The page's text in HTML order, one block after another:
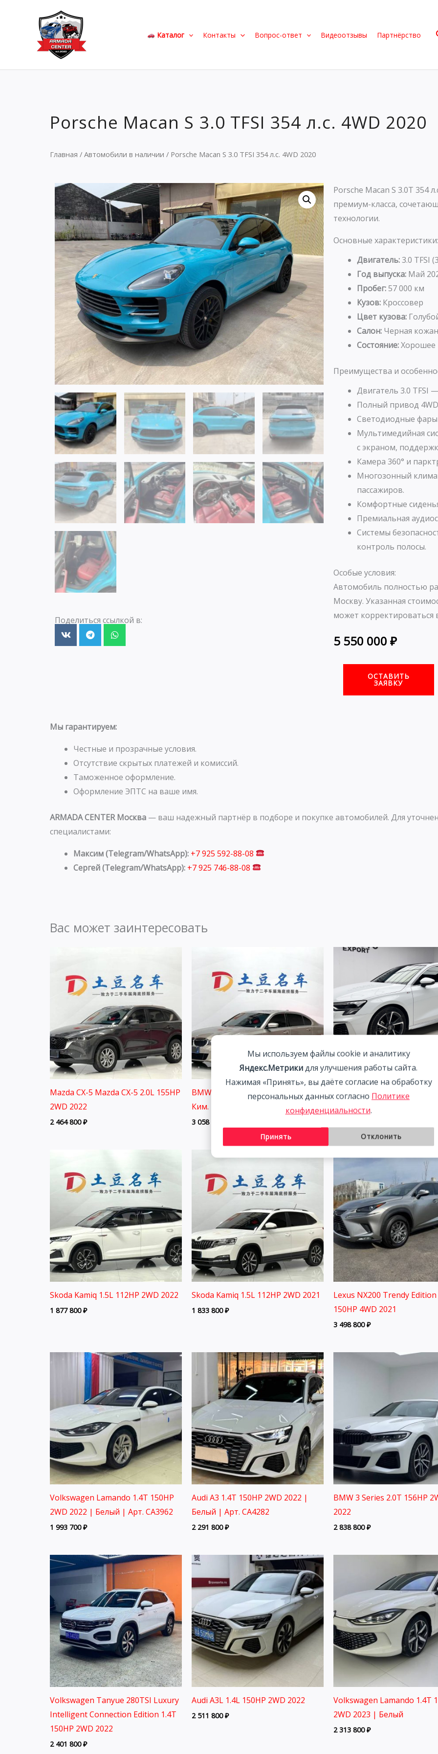
содержимому
Каталог Контакты Вопрос-ответ Видеоотзывы Партнёрство
Porsche Macan S 3.0 TFSI 354 л.с. 4WD 2020
Главная / Автомобили в наличии / Porsche Macan S 3.0 TFSI 354 л.с. 4WD 2020
Поделиться ссылкой в:
Porsche Macan S 3.0T 354
премиум-класса,
технологии.
Основные характеристики:
Двигатель:3.0 TFSI
Год выпуска: Май
Пробег:57 000 км
Кузов: Кроссовер
Цвет кузова:
Салон: Черная
Состояние:Хорошее
Преимущества и
Двигатель 3.0 TFSI
Полный привод
Светодиодные фары
Мультимедийная
с экраном,
Камера 360° и
Многозонный
пассажиров.
Комфортные
Премиальная
Системы
контроль полосы.
Особые условия:
Автомобиль полностью
Москву. Указанная
может корректироваться
5 550 000 ₽
ОСТАВИТЬ
ЗАЯВКУ
Мы гарантируем:
Честные и прозрачные условия.
Отсутствие скрытых платежей и комиссий.
Таможенное оформление.
Оформление ЭПТС на ваше имя.
ARMADA CENTER Москва — ваш надежный партнёр в подборе и покупке автомобилей. Для
специалистами:
Максим (Telegram/WhatsApp): +7 925 592-88-08
Сергей (Telegram/WhatsApp): +7 925 746-88-08
Вас может заинтересовать
Mazda CX-5 Mazda CX-5 2.0L 155HP
2WD 2022
2 464 800₽
BMW 320Li 2.0T 156HP 2WD 2022 |
Ким.
3 058 800
Audi A3 1.4T 150HP 2WD
Белый | Арт. CA6456
2 291 800₽
Skoda Kamiq 1.5L 112HP 2WD 2022
1 877 800₽
Skoda Kamiq 1.5L 112HP 2WD 2021
1 833 800₽
Lexus NX200 Trendy Edition
150HP 4WD 2021
3 498 800₽
Volkswagen Lamando 1.4T 150HP
2WD 2022 | Белый | Арт. CA3962
1 993 700₽
Audi A3 1.4T 150HP 2WD 2022 |
Белый | Арт. CA4282
2 291 800₽
BMW 3 Series 2.0T 156HP
2022
2 838 800₽
Volkswagen Tanyue 280TSI Luxury
Intelligent Connection Edition 1.4T
150HP 2WD 2022
2 401 800₽
Audi A3L 1.4L 150HP 2WD 2022
2 511 800₽
Volkswagen Lamando 1.4T
2WD 2023 | Белый
2 313 800₽
Мы используем файлы cookie и аналитику
Яндекс.Метрикидля улучшения работы сайта.
Нажимая «Принять», вы даёте согласие на обработку
персональных данных согласно Политике
конфиденциальности.
Принять Отклонить